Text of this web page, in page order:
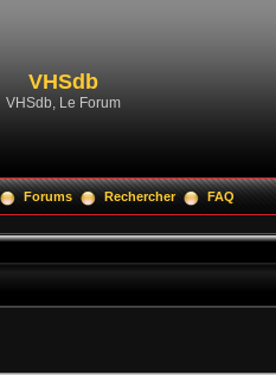
VHSdb
VHSdb, Le Forum
Forums Rechercher FAQ